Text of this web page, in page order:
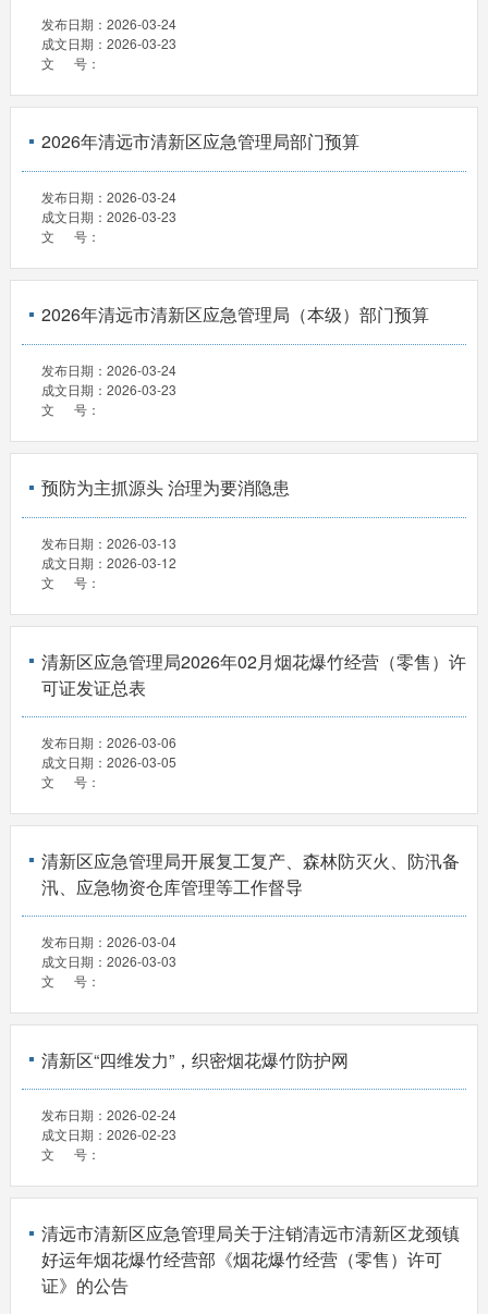
发布日期： 2026-03-24
成文日期： 2026-03-23
文 号：
2026年清远市清新区应急管理局部门预算
发布日期： 2026-03-24
成文日期： 2026-03-23
文 号：
2026年清远市清新区应急管理局（本级）部门预算
发布日期： 2026-03-24
成文日期： 2026-03-23
文 号：
预防为主抓源头 治理为要消隐患
发布日期： 2026-03-13
成文日期： 2026-03-12
文 号：
清新区应急管理局2026年02月烟花爆竹经营（零售）许
可证发证总表
发布日期： 2026-03-06
成文日期： 2026-03-05
文 号：
清新区应急管理局开展复工复产、森林防灭火、防汛备
汛、应急物资仓库管理等工作督导
发布日期： 2026-03-04
成文日期： 2026-03-03
文 号：
清新区“四维发力”，织密烟花爆竹防护网
发布日期： 2026-02-24
成文日期： 2026-02-23
文 号：
清远市清新区应急管理局关于注销清远市清新区龙颈镇
好运年烟花爆竹经营部《烟花爆竹经营（零售）许可
证》的公告